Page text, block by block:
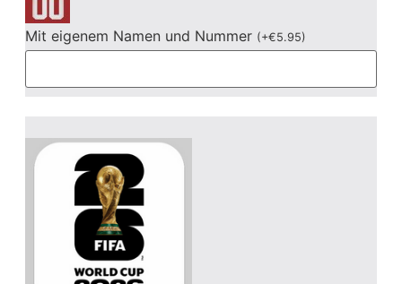
Mit eigenem Namen und Nummer (+€5.95)